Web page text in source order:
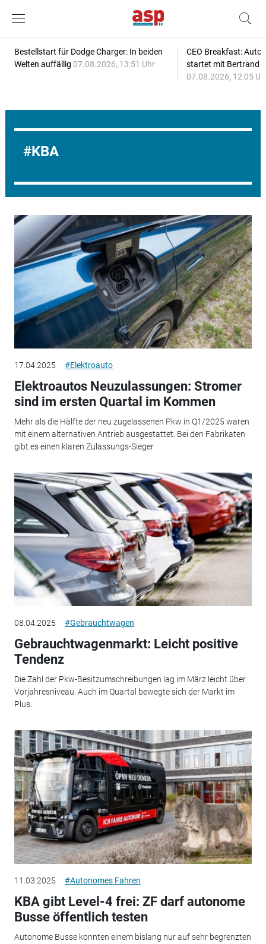
Bestellstart für Dodge Charger: In beiden
Welten auffällig 07.08.2026, 13:51 Uhr
CEO Breakfast:
startet mit Bertrand
07.08.2026, 12:05
KBA
17.04.2025 #Elektroauto
Elektroautos Neuzulassungen: Stromer
sind im ersten Quartal im Kommen
Mehr als die Hälfte der neu zugelassenen Pkw in Q1/2025 waren
mit einem alternativen Antrieb ausgestattet. Bei den Fabrikaten
gibt es einen klaren Zulassungs-Sieger.
08.04.2025 #Gebrauchtwagen
Gebrauchtwagenmarkt: Leicht positive
Tendenz
Die Zahl der Pkw-Besitzumschreibungen lag im März leicht über
Vorjahresniveau. Auch im Quartal bewegte sich der Markt im
Plus.
11.03.2025 #Autonomes Fahren
KBA gibt Level-4 frei: ZF darf autonome
Busse öffentlich testen
Autonome Busse konnten einem bislang nur auf sehr begrenzten